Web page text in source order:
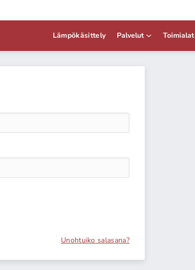
Lämpökäsittely Palvelut Toimialat
Unohtuiko salasana?